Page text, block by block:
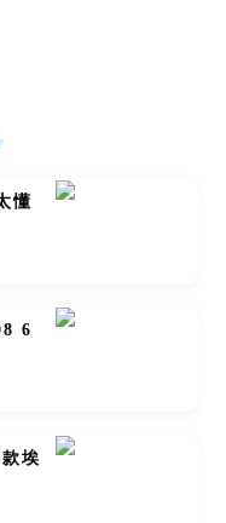
懂
6
埃